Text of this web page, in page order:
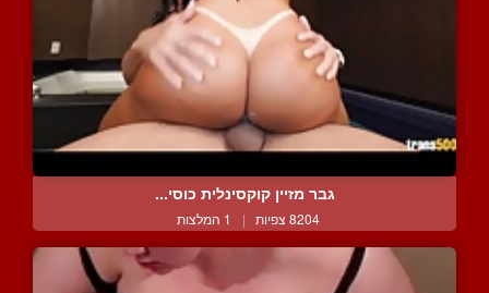
גבר מזיין קוקסינלית כוסי...
8204 צפיות | 1 המלצות